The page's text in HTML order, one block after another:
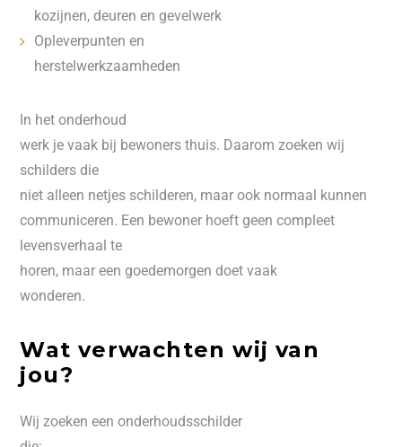
kozijnen, deuren en gevelwerk
Opleverpunten en
herstelwerkzaamheden
In het onderhoud
werk je vaak bij bewoners thuis. Daarom zoeken wij
schilders die
niet alleen netjes schilderen, maar ook normaal kunnen
communiceren. Een bewoner hoeft geen compleet
levensverhaal te
horen, maar een goedemorgen doet vaak
wonderen.
Wat verwachten wij van
jou?
Wij zoeken een onderhoudsschilder